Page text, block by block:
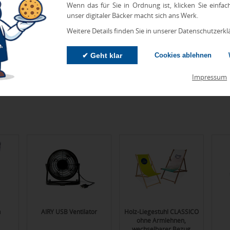
Wenn das für Sie in Ordnung ist, klicken Sie
unser digitaler Bäcker macht sich ans Werk.
Weitere Details finden Sie in unserer
✔ Geht klar Cookies ablehnen
Impressum
Armbänder
Ausgefallene Werbegeschenke
AIRY USB Ventilator
Holz-Liegestuhl CLASSICO
ohne Armlehnen,